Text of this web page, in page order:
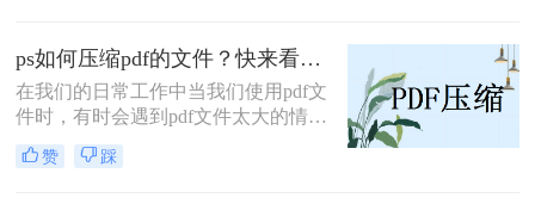
法，帮助您将PDF文件压缩至小于
2M，让您的文件轻松搞定。
ps如何压缩pdf的文件？快来看看这篇文章！
在我们的日常工作中当我们使用pdf文
件时，有时会遇到pdf文件太大的情
况，不仅传输速度慢，而且存储空间
也很大，因此无法上传，面对这样的
赞 踩